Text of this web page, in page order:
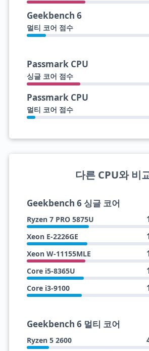
Geekbench 6
멀티 코어 점수
Passmark CPU
싱글 코어 점수
Passmark CPU
멀티 코어 점수
다른 CPU와 비
Geekbench 6 싱글 코어
Ryzen 7 PRO 5875U
Xeon E-2226GE
Xeon W-11155MLE
Core i5-8365U
Core i3-9100
Geekbench 6 멀티 코어
Ryzen 5 2600